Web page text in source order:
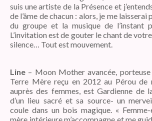
suis une artiste de la Présence et
de l’âme de chacun : alors, je me laisserai
du groupe et la musique de l’instant
L’invitation est de gouter le chant de
silence… Tout est mouvement.
Line – Moon Mother avancée, porteuse
Terre Mère reçu en 2012 au Pérou de
auprès des femmes, est Gardienne de
d’un lieu sacré et sa source- un
coule dans un bois magique. «